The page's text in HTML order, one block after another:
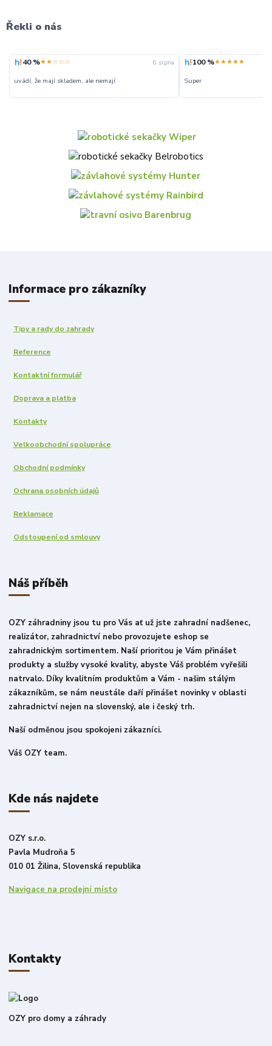
Řekli o nás
40 %★★☆☆☆ 6. srpna
uvádí, že mají skladem, ale nemají
100 %★★★★★
Super
Informace pro zákazníky
Tipy a rady do zahrady
Reference
Kontaktní formulář
Doprava a platba
Kontakty
Velkoobchodní spolupráce
Obchodní podmínky
Ochrana osobních údajů
Reklamace
Odstoupení od smlouvy
Náš příběh
OZY záhradniny jsou tu pro Vás ať už jste zahradní nadšenec,
realizátor, zahradnictví nebo provozujete eshop se
zahradnickým sortimentem. Naší prioritou je Vám přinášet
produkty a služby vysoké kvality, abyste Váš problém vyřešili
natrvalo. Díky kvalitním produktům a Vám - našim stálým
zákazníkům, se nám neustále daří přinášet novinky v oblasti
zahradnictví nejen na slovenský, ale i český trh.
Naší odměnou jsou spokojeni zákazníci.
Váš OZY team.
Kde nás najdete
OZY s.r.o.
Pavla Mudroňa 5
010 01 Žilina, Slovenská republika
Navigace na prodejní místo
Kontakty
OZY pro domy a záhrady